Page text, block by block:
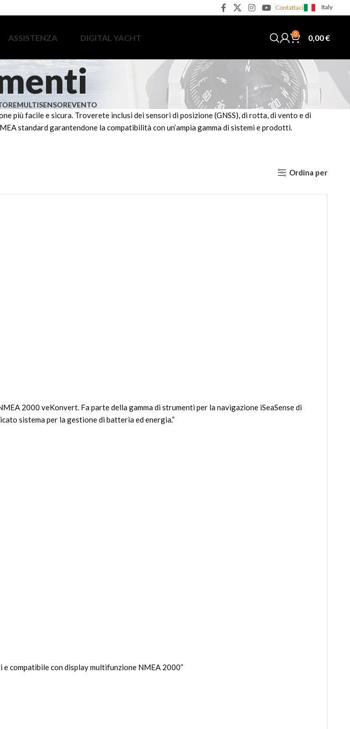
Contattaci Italy
ASSISTENZA DIGITAL YACHT 0 0,00€
MULTISENSOREVENTO
più facile e sicura. Troverete inclusi dei sensori di posizione (GNSS), di rotta, di vento e di
standard garantendone la compatibilità con un’ampia gamma di sistemi e prodotti.
Ordina per
2000 veKonvert. Fa parte della gamma di strumenti per la navigazione iSeaSense di
sistema per la gestione di batteria ed energia.”
compatibile con display multifunzione NMEA 2000”